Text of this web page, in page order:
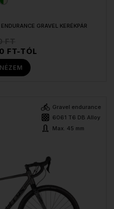
GRAVEL KERÉKPÁR
FT-TÓL
Gravel endurance
6061 T6 DB Alloy
Max. 45 mm